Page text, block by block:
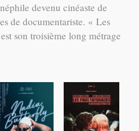
devenu cinéaste de
de documentariste. « Les
son troisième long métrage